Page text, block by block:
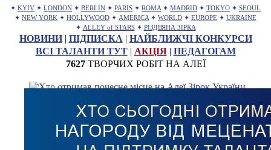
✦ KYIV ✦ LONDON ✦ BERLIN ✦ PARIS ✦ ROMA ✦ MADRID ✦ TOKYO ✦ SEOUL
✦ NEW YORK ✦ HOLLYWOOD ✦ AMERICA ✦ WORLD ✦ EUROPE ✦ UKRAINE
✦ ALLEY of STARS ✦ РІЗДВЯНА ЗІРКА
НОВИНИ| ПІДПИСКА | НАЙБЛИЖЧІ КОНКУРСИ
ВСІ ТАЛАНТИ ТУТ| АКЦІЯ| ПЕДАГОГАМ
7627ТВОРЧИХ РОБІТ НА АЛЕЇ